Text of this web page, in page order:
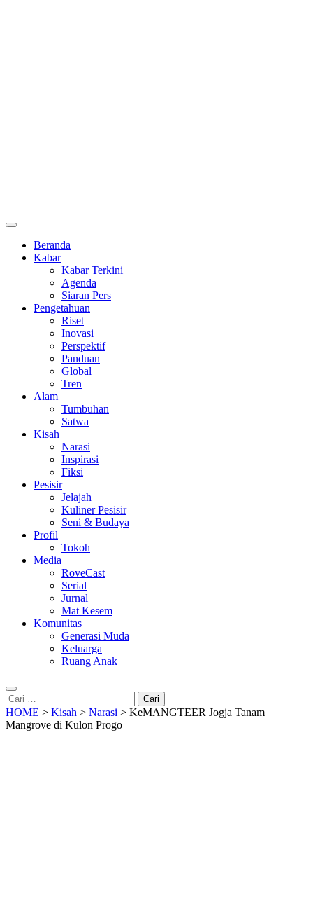
Beranda
Kabar
Kabar Terkini
Agenda
Siaran Pers
Pengetahuan
Riset
Inovasi
Perspektif
Panduan
Global
Tren
Alam
Tumbuhan
Satwa
Kisah
Narasi
Inspirasi
Fiksi
Pesisir
Jelajah
Kuliner Pesisir
Seni & Budaya
Profil
Tokoh
Media
RoveCast
Serial
Jurnal
Mat Kesem
Komunitas
Generasi Muda
Keluarga
Ruang Anak
Cari
untuk:
HOME > Kisah > Narasi > KeMANGTEER Jogja Tanam
Mangrove di Kulon Progo